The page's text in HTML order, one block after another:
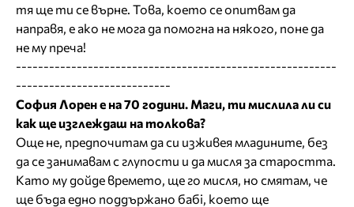
тя ще ти се върне. Това, което се опитвам да
направя, е ако не мога да помогна на някого, поне да
не му преча!
----------------------------------------------------------
----------------------------
София Лорен е на 70 години. Маги, ти мислила ли си
как ще изглеждаш на толкова?
Още не, предпочитам да си изживея младините, без
да се занимавам с глупости и да мисля за старостта.
Като му дойде времето, ще го мисля, но смятам, че
ще бъда едно поддържано бабі, което ще